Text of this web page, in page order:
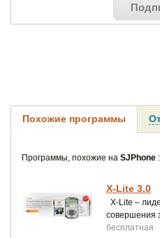
Похожие программы
Программы, похожие на SJPhone :
X-Lite 3.0
X-Lite –
совершения
бесплатная